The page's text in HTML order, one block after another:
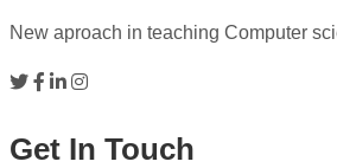
New aproach in teaching Computer
Get In Touch